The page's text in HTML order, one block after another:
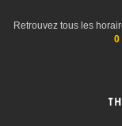
Retrouvez tous les
0